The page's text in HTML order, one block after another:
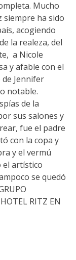
Mucho
siempre ha sido
acogiendo
la realeza, del
a Nicole
y afable con el
Jennifer
notable.
de la
sus salones y
fue el padre
con la copa y
y el vermú
el artístico
se quedó
RITZ EN